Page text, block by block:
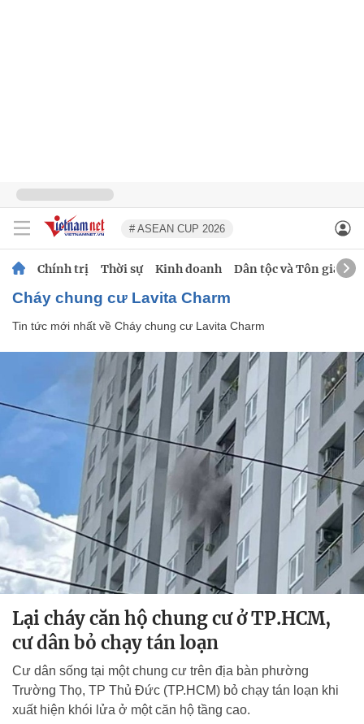
# ASEAN CUP 2026
Chính trị Thời sự Kinh doanh Dân tộc và Tôn giáo
Cháy chung cư Lavita Charm
Tin tức mới nhất về Cháy chung cư Lavita Charm
Lại cháy căn hộ chung cư ở TP.HCM,
cư dân bỏ chạy tán loạn
Cư dân sống tại một chung cư trên địa bàn phường
Trường Thọ, TP Thủ Đức (TP.HCM) bỏ chạy tán loạn khi
xuất hiện khói lửa ở một căn hộ tầng cao.